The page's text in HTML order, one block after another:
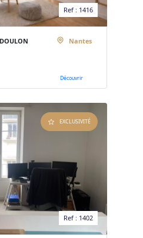
Ref : 1416
Nantes
Découvrir
EXCLUSIVITÉ
Ref : 1402